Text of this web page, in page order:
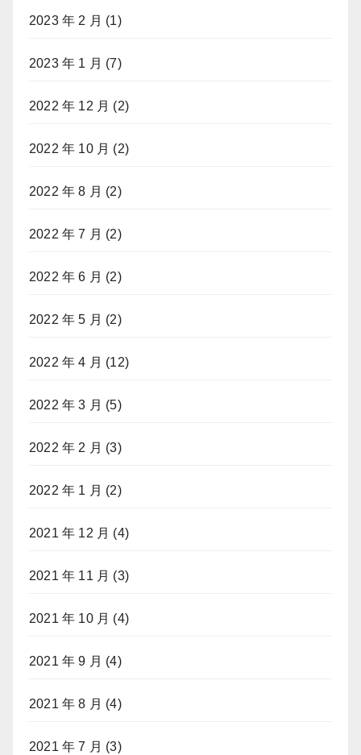
2023 年 2 月 (1)
2023 年 1 月 (7)
2022 年 12 月 (2)
2022 年 10 月 (2)
2022 年 8 月 (2)
2022 年 7 月 (2)
2022 年 6 月 (2)
2022 年 5 月 (2)
2022 年 4 月 (12)
2022 年 3 月 (5)
2022 年 2 月 (3)
2022 年 1 月 (2)
2021 年 12 月 (4)
2021 年 11 月 (3)
2021 年 10 月 (4)
2021 年 9 月 (4)
2021 年 8 月 (4)
2021 年 7 月 (3)